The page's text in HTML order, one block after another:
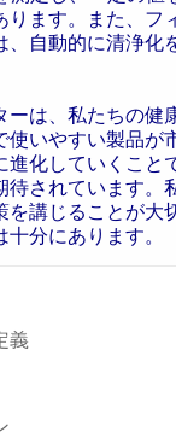
ます。また、フ
自動的に清浄化
は、私たちの
いやすい製品が
化していくこ
されています
講じることが
分にあります。
義